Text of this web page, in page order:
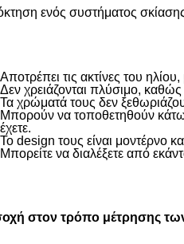
ενός συστήματος
Αποτρέπει τις ακτίνες του
Δεν χρειάζονται πλύσιμο,
Τα χρώματά τους δεν
Μπορούν να τοποθετηθούν κάτω
έχετε.
Το design τους είναι μοντέρνο
Μπορείτε να διαλέξετε από
στον τρόπο μέτρησης